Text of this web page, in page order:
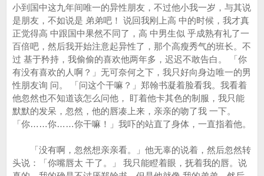
小到国中这九年间唯一的异性朋友，不过他小我一岁，与其说
是朋友，不如说是 弟弟吧！ 说回我刚上高 中的时候，我才真
正觉得高 中跟国中果然不同了，高 中男生似 乎成熟有礼了一
百倍吧，然后我开始注意起异性了，那个高瘦秀气的班长。不
过 基于矜持，我偷偷的喜欢他两年多，迟迟不敢告白。 「你
有没有喜欢的人啊？」无可奈何之下，我只好向身边唯一的男
性朋友询 问。 「问这个干嘛？」郑翰书凝着脸看我。我看着
他忽然也不知道该怎么问他， 盯着他卡其色的制服，我只能
默默的发呆，忽然，他的唇凑上来，亲亲的吻了我 一下。
「你……你……你干嘛！」我吓的站直了身体，一直指着他。
「没有啊，忽然想亲亲看。」他无辜的说着，然后忽然转
头说：「你嘴唇太 干了。」 我只能瞪着眼，抚着我的唇。说